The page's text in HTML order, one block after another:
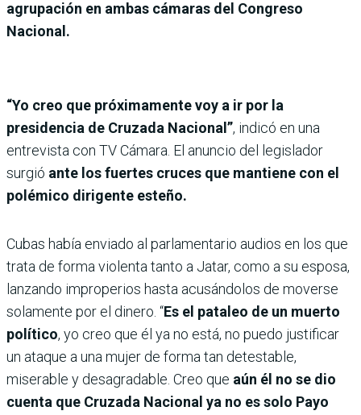
agrupación en ambas cámaras del Congreso
Nacional.
“Yo creo que próximamente voy a ir por la
presidencia de Cruzada Nacional”, indicó en una
entrevista con TV Cámara. El anuncio del legislador
surgió ante los fuertes cruces que mantiene con el
polémico dirigente esteño.
Cubas había enviado al parlamentario audios en los que
trata de forma violenta tanto a Jatar, como a su esposa,
lanzando improperios hasta acusándolos de moverse
solamente por el dinero. “Es el pataleo de un muerto
político, yo creo que él ya no está, no puedo justificar
un ataque a una mujer de forma tan detestable,
miserable y desagradable. Creo que aún él no se dio
cuenta que Cruzada Nacional ya no es solo Payo